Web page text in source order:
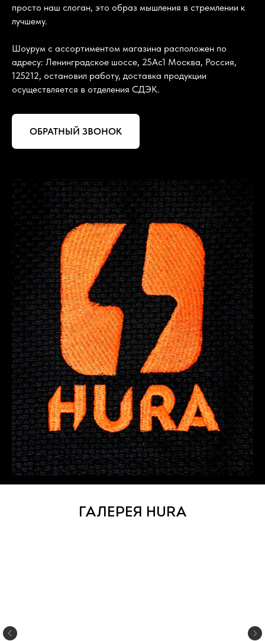
просто наш слоган, это образ мышления в стремлении к
лучшему.
Шоурум с ассортиментом магазина расположен по
адресу: Ленинградское шоссе, 25Ас1 Москва, Россия,
125212, остановил работу, доставка продукции
осуществляется в отделения СДЭК.
ОБРАТНЫЙ ЗВОНОК
ГАЛЕРЕЯ HURA